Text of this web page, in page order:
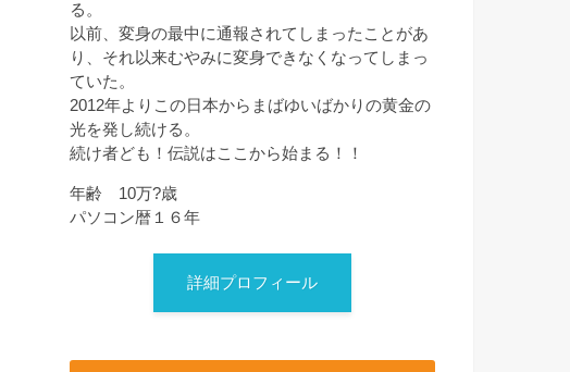
る。
以前、変身の最中に通報されてしまったことがあ
り、それ以来むやみに変身できなくなってしまっ
ていた。
2012年よりこの日本からまばゆいばかりの黄金の
光を発し続ける。
続け者ども！伝説はここから始まる！！
年齢 10万?歳
パソコン暦１６年
詳細プロフィール